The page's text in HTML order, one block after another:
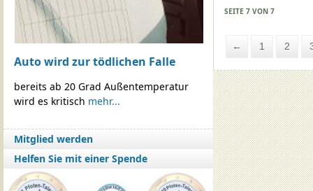
Auto wird zur tödlichen Falle
bereits ab 20 Grad Außentemperatur
wird es kritisch mehr...
Mitglied werden
Helfen Sie mit einer Spende
SEITE 7 VON 7
← 1 2